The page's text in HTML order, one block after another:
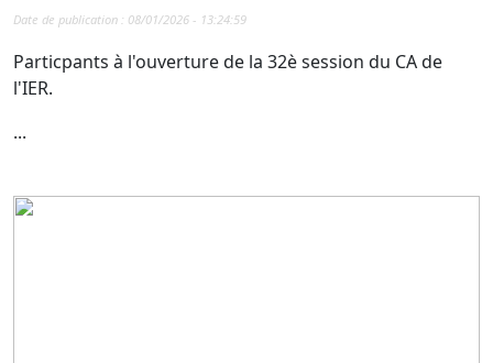
Date de publication : 08/01/2026 - 13:24:59
Particpants à l'ouverture de la 32è session du CA de
l'IER.
...